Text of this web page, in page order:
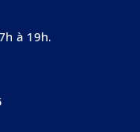
à 19h.